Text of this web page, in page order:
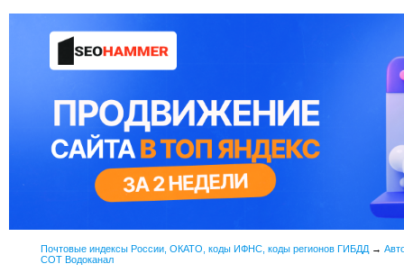
Почтовые индексы России, ОКАТО, коды ИФНС, коды регионов ГИБДД →
СОТ Водоканал